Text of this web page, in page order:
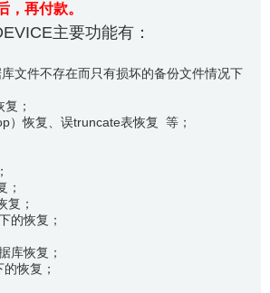
再付款。
主要功能有：
文件不存在而只有损坏的备份文件情况下
；
）恢复、误truncate表恢复 等；
；
复；
的恢复；
库恢复；
恢复；